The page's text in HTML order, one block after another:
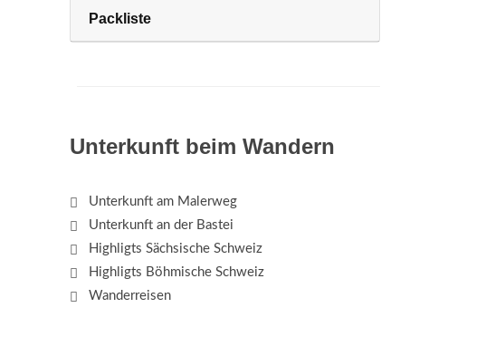
Packliste
Unterkunft beim Wandern
Unterkunft am Malerweg
Unterkunft an der Bastei
Highligts Sächsische Schweiz
Highligts Böhmische Schweiz
Wanderreisen